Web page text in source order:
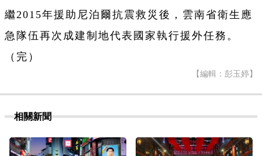
繼2015年援助尼泊爾抗震救災後，雲南省衛生應
急隊伍再次成建制地代表國家執行援外任務。
（完）
【編輯：彭玉婷】
相關新聞